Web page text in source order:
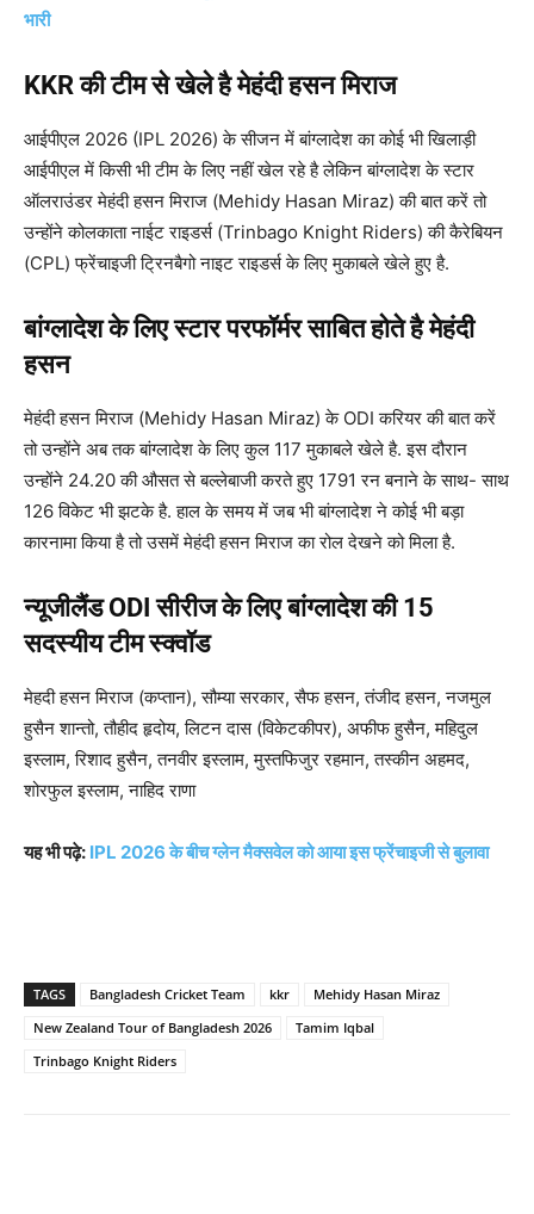
भारी
KKR की टीम से खेले है मेहंदी हसन मिराज
आईपीएल 2026 (IPL 2026) के सीजन में बांग्लादेश का कोई भी खिलाड़ी
आईपीएल में किसी भी टीम के लिए नहीं खेल रहे है लेकिन बांग्लादेश के स्टार
ऑलराउंडर मेहंदी हसन मिराज (Mehidy Hasan Miraz) की बात करें तो
उन्होंने कोलकाता नाईट राइडर्स (Trinbago Knight Riders) की कैरेबियन
(CPL) फ्रेंचाइजी ट्रिनबैगो नाइट राइडर्स के लिए मुकाबले खेले हुए है.
बांग्लादेश के लिए स्टार परफॉर्मर साबित होते है मेहंदी
हसन
मेहंदी हसन मिराज (Mehidy Hasan Miraz) के ODI करियर की बात करें
तो उन्होंने अब तक बांग्लादेश के लिए कुल 117 मुकाबले खेले है. इस दौरान
उन्होंने 24.20 की औसत से बल्लेबाजी करते हुए 1791 रन बनाने के साथ- साथ
126 विकेट भी झटके है. हाल के समय में जब भी बांग्लादेश ने कोई भी बड़ा
कारनामा किया है तो उसमें मेहंदी हसन मिराज का रोल देखने को मिला है.
न्यूजीलैंड ODI सीरीज के लिए बांग्लादेश की 15
सदस्यीय टीम स्क्वॉड
मेहदी हसन मिराज (कप्तान), सौम्या सरकार, सैफ हसन, तंजीद हसन, नजमुल
हुसैन शान्तो, तौहीद हृदोय, लिटन दास (विकेटकीपर), अफीफ हुसैन, महिदुल
इस्लाम, रिशाद हुसैन, तनवीर इस्लाम, मुस्तफिजुर रहमान, तस्कीन अहमद,
शोरफुल इस्लाम, नाहिद राणा
यह भी पढ़े: IPL 2026 के बीच ग्लेन मैक्सवेल को आया इस फ्रेंचाइजी से बुलावा
TAGS Bangladesh Cricket Team kkr
Mehidy Hasan Miraz
New Zealand Tour of Bangladesh 2026
Tamim Iqbal
Trinbago Knight Riders